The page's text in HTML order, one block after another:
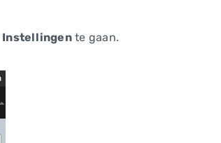
Instellingente gaan.